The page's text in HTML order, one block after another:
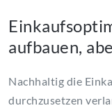
aufbauen,
Nachhaltig die
durchzusetzen